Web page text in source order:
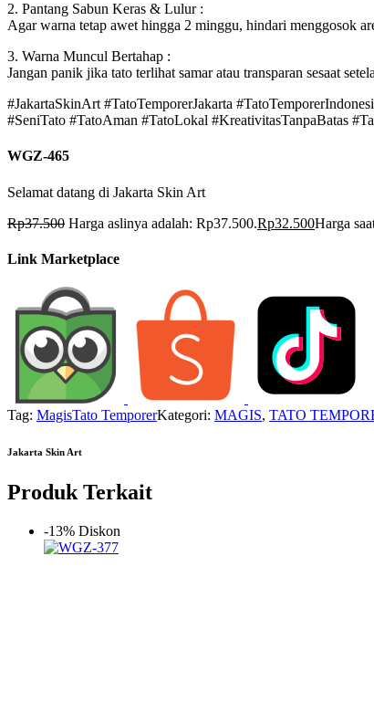
2. Pantang Sabun Keras & Lulur :
Agar warna tetap awet hingga 2 minggu, hindari menggosok
3. Warna Muncul Bertahap :
Jangan panik jika tato terlihat samar atau transparan sesaat
#JakartaSkinArt #TatoTemporerJakarta
#SeniTato #TatoAman #TatoLokal #KreativitasTanpaBatas
WGZ-465
Selamat datang di Jakarta Skin Art
Rp37.500 Harga aslinya adalah: Rp37.500.Rp32.500Harga
Link Marketplace
Tag: MagisTato TemporerKategori: MAGIS, TATO
Jakarta Skin Art
Produk Terkait
-13% Diskon